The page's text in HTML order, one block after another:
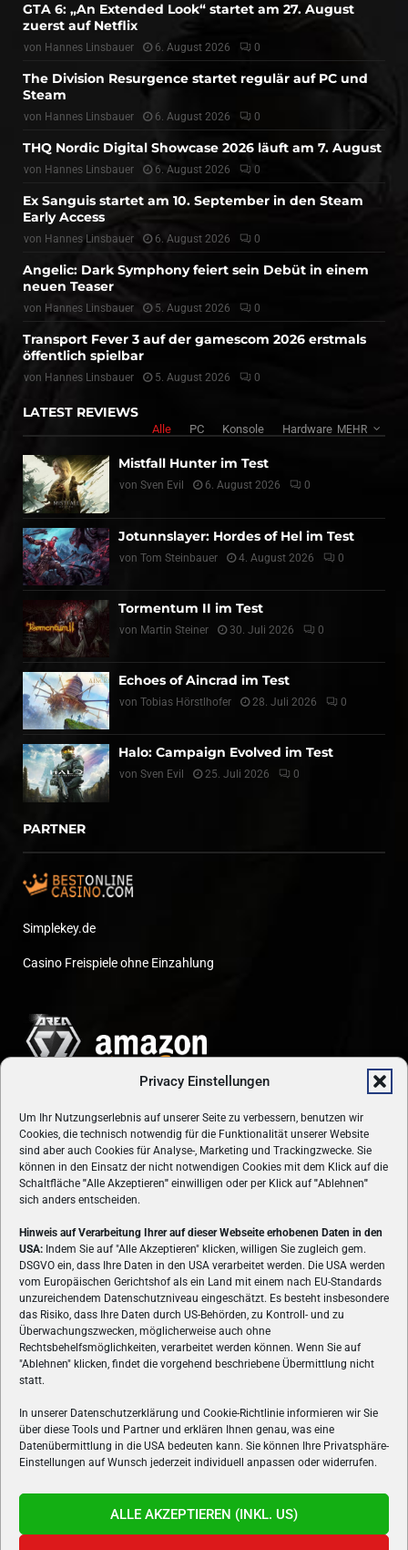
Privacy Einstellungen
Um Ihr Nutzungserlebnis auf unserer Seite zu verbessern, benutzen wir
Cookies, die technisch notwendig für die Funktionalität unserer Website
sind aber auch Cookies für Analyse-, Marketing und Trackingzwecke. Sie
können in den Einsatz der nicht notwendigen Cookies mit dem Klick auf die
Schaltfläche "Alle Akzeptieren" einwilligen oder per Klick auf"Ablehnen"
sich anders entscheiden.
Hinweis auf Verarbeitung Ihrer auf dieser Webseite erhobenen Daten in den
USA: Indem Sie auf "Alle Akzeptieren" klicken, willigen Sie zugleich gem.
DSGVO ein, dass Ihre Daten in den USA verarbeitet werden. Die USA werden
vom Europäischen Gerichtshof als ein Land mit einem nach EU-Standards
unzureichendem Datenschutzniveau eingeschätzt. Es besteht insbesondere
das Risiko, dass Ihre Daten durch US-Behörden, zu Kontroll- und zu
Überwachungszwecken, möglicherweise auch ohne
Rechtsbehelfsmöglichkeiten, verarbeitet werden können. Wenn Sie auf
"Ablehnen" klicken, findet die vorgehend beschriebene Übermittlung nicht
statt.
In unserer Datenschutzerklärung und Cookie-Richtlinie informieren wir Sie
über diese Tools und Partner und erklären Ihnen genau, was eine
Datenübermittlung in die USA bedeuten kann. Sie können Ihre Privatsphäre-
Einstellungen auf Wunsch jederzeit individuell anpassen oder widerrufen.
ALLE AKZEPTIEREN (INKL. US)
GTA 6: „An Extended Look“ startet am 27. August
zuerst auf Netflix
von Hannes Linsbauer 6. August 2026 0
The Division Resurgence startet regulär auf PC und
Steam
von Hannes Linsbauer 6. August 2026 0
THQ Nordic Digital Showcase 2026 läuft am 7. August
von Hannes Linsbauer 6. August 2026 0
Ex Sanguis startet am 10. September in den Steam
Early Access
von Hannes Linsbauer 6. August 2026 0
Angelic: Dark Symphony feiert sein Debüt in einem
neuen Teaser
von Hannes Linsbauer 5. August 2026 0
Transport Fever 3 auf der gamescom 2026 erstmals
öffentlich spielbar
von Hannes Linsbauer 5. August 2026 0
LATEST REVIEWS
Alle PC Konsole Hardware MEHR
Mistfall Hunter im Test
von Sven Evil 6. August 2026 0
Jotunnslayer: Hordes of Hel im Test
von Tom Steinbauer 4. August 2026 0
Tormentum II im Test
von Martin Steiner 30. Juli 2026 0
Echoes of Aincrad im Test
von Tobias Hörstlhofer 28. Juli 2026 0
Halo: Campaign Evolved im Test
von Sven Evil 25. Juli 2026 0
PARTNER
Simplekey.de
Casino Freispiele ohne Einzahlung
ÜBER UNS
VON GAMERN, FÜR GAMER! Gamers.at ist das älteste Online-
Spielemagazin Österreichs und bringt täglich aktuelle News,
Reviews und Videos zu PC- und Konsolenspielen, Gaming-
Hardware und aus der Welt des e-Sport's.
FOLGE UNS